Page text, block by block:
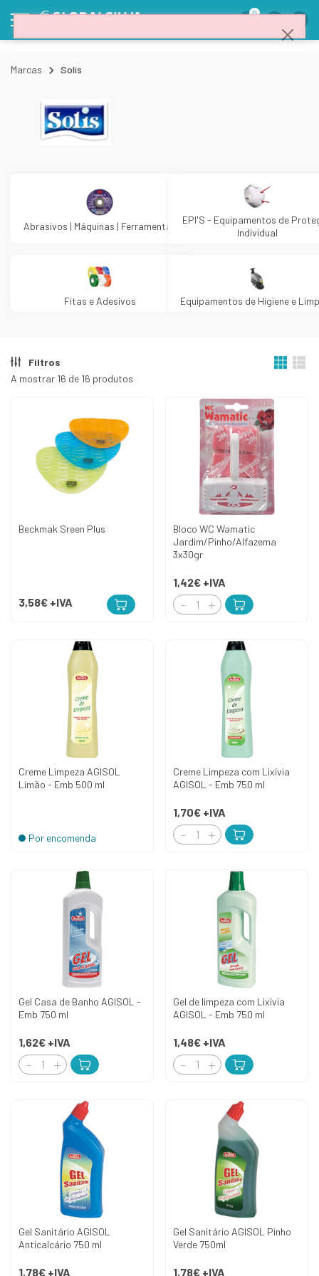
0
Marcas Solis
Abrasivos | Máquinas | Ferramentas
EPI'S - Equipamentos de
Individual
Fitas e Adesivos Equipamentos de Higiene e
Filtros
A mostrar 16 de 16 produtos
Beckmak Sreen Plus
3,58€ +IVA
Bloco WC Wamatic
Jardim/Pinho/Alfazema
3x30gr
1,42€ +IVA
Creme Limpeza AGISOL
Limão - Emb 500 ml
Por encomenda
Creme Limpeza com Lixívia
AGISOL - Emb 750 ml
1,70€ +IVA
Gel Casa de Banho AGISOL -
Emb 750 ml
1,62€ +IVA
Gel de limpeza com Lixívia
AGISOL - Emb 750 ml
1,48€ +IVA
Gel Sanitário AGISOL
Anticalcário 750 ml
1,78€ +IVA
Gel Sanitário AGISOL Pinho
Verde 750ml
1,78€ +IVA